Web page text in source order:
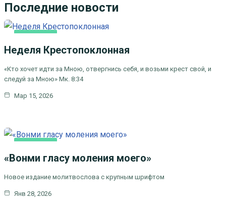
Последние новости
Неделя Крестопоклонная
«Кто хочет идти за Мною, отвергнись себя, и возьми крест свой, и
следуй за Мною» Мк. 8:34
Мар 15, 2026
«Вонми гласу моления моего»
Новое издание молитвослова с крупным шрифтом
Янв 28, 2026